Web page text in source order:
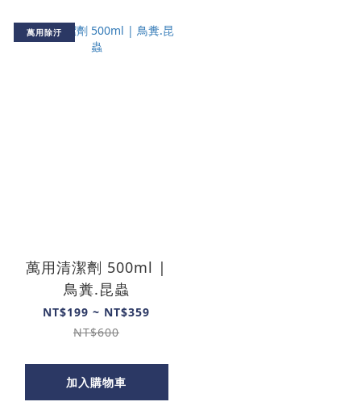
萬用除汙
萬用清潔劑 500ml |
鳥糞.昆蟲
NT$199 ~ NT$359
NT$600
加入購物車